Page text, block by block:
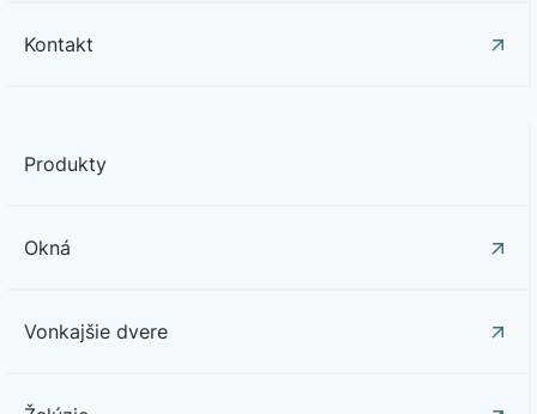
Kontakt
Produkty
Okná
Vonkajšie dvere